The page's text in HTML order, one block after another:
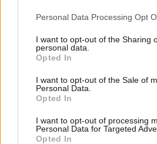
Please note that this website/app
not limited to your visit or usage
grant or deny consent to Google and
use your data for below specified
consent section.
Personal Data Processing Opt
I want to opt-out of the Sharing
personal data.
Opted In
I want to opt-out of the Sale of
Personal Data.
Opted In
I want to opt-out of processing
Personal Data for Targeted
Opted In